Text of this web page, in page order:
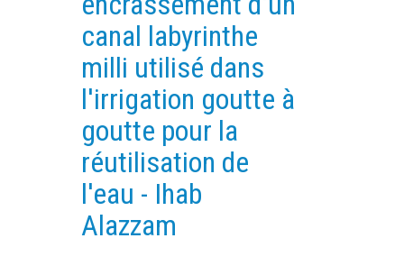
IMPLANTATIONS GÉOGRAPHIQUES
PROJETS EN COURS
PROJETS TERMINÉS
NOS RÉSEAUX SCIENTIFIQUES ET TECHNIQUES
SÉMINAIRES RÉGULIERS
FORMATION
canal labyrinthe
milli utilisé dans
l'irrigation goutte à
goutte pour la
réutilisation de
l'eau - Ihab
Alazzam